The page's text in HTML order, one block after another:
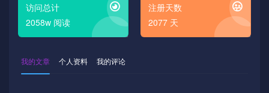
访问总计
2058w 阅读
注册天数
2077 天
我的文章 个人资料 我的评论